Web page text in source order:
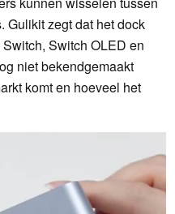
Gulikit zegt dat het dock
Switch OLED en
niet bekendgemaakt
komt en hoeveel het